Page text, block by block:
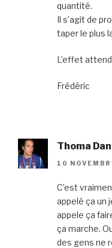
quantité.
Il s’agit de
taper le plus
L’effet
Frédéric
Thoma
10
C’est
appelé ça un
appele ça
ça marche.
des gens ne